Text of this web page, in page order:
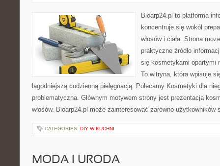
Bioarp24.pl to platforma
koncentruje się wokół
włosów i ciała. Strona
praktyczne źródło
się kosmetykami opartymi
To witryna, która wpisuje
łagodniejszą codzienną pielęgnacją. Polecamy Kosmetyki dla
problematyczna. Głównym motywem strony jest prezentacja
włosów. Bioarp24.pl może zainteresować zarówno
CATEGORIES: DIY W KUCHNI
MODA I URODA